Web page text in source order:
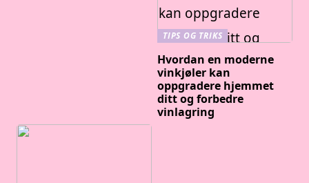
TIPS OG TRIKS
Hvordan en moderne
vinkjøler kan
oppgradere hjemmet
ditt og forbedre
vinlagring